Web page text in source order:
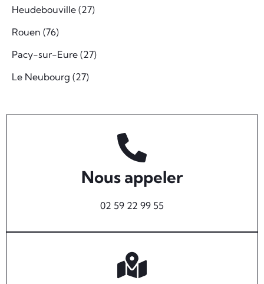
Heudebouville (27)
Rouen (76)
Pacy-sur-Eure (27)
Le Neubourg (27)
Nous appeler
02 59 22 99 55